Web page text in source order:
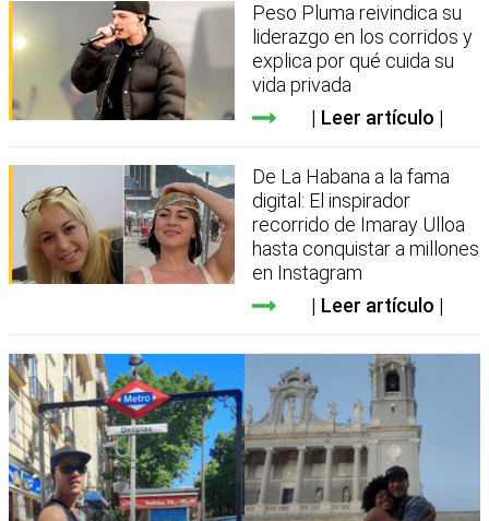
Peso Pluma reivindica su
liderazgo en los corridos y
explica por qué cuida su
vida privada
Leer artículo
De La Habana a la fama
digital: El inspirador
recorrido de Imaray Ulloa
hasta conquistar a millones
en Instagram
Leer artículo